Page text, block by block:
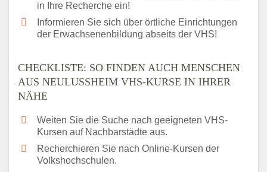
in Ihre Recherche ein!
Informieren Sie sich über örtliche Einrichtungen
der Erwachsenenbildung abseits der VHS!
CHECKLISTE: SO FINDEN AUCH MENSCHEN
AUS NEULUSSHEIM VHS-KURSE IN IHRER N
ÄHE
Weiten Sie die Suche nach geeigneten VHS-
Kursen auf Nachbarstädte aus.
Recherchieren Sie nach Online-Kursen der
Volkshochschulen.